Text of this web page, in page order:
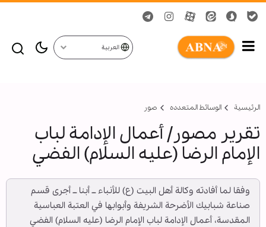
العربية
الرئيسية الوسائط المتعدده صور
تقرير مصور/ أعمال الإدامة لباب
الإمام الرضا (عليه السلام) الفضي
وفقا لما أفادته وكالة أهل البيت (ع) للأنباء ــ أبنا ــ أجرى قسم
صناعة شبابيك الأضرحة الشريفة وأبوابها في العتبة العباسية
المقدسة، أعمال الإدامة لباب الإمام الرضا (عليه السلام) الفضي